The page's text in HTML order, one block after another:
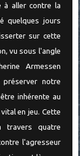
à aller contre la
quelques jours
sur cette
vu sous l'angle
Armessen
notre
inhérente au
en jeu. Cette
travers quatre
l'agresseur